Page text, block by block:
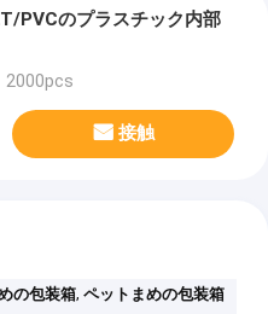
PVCのプラスチック内部
2000pcs
接触
の包装箱,ペットまめの包装箱